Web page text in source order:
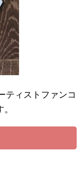
ティストファンコ